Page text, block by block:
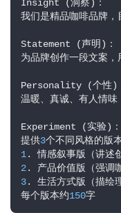
Insight (洞察)：
我们是精品咖啡品牌
Statement (声明)：
为品牌创作一段文案
Personality (个性)
温暖、真诚、有人情
Experiment (实验)：
提供3
1
2
3. 生活方式版（描绘
每个版本约150字